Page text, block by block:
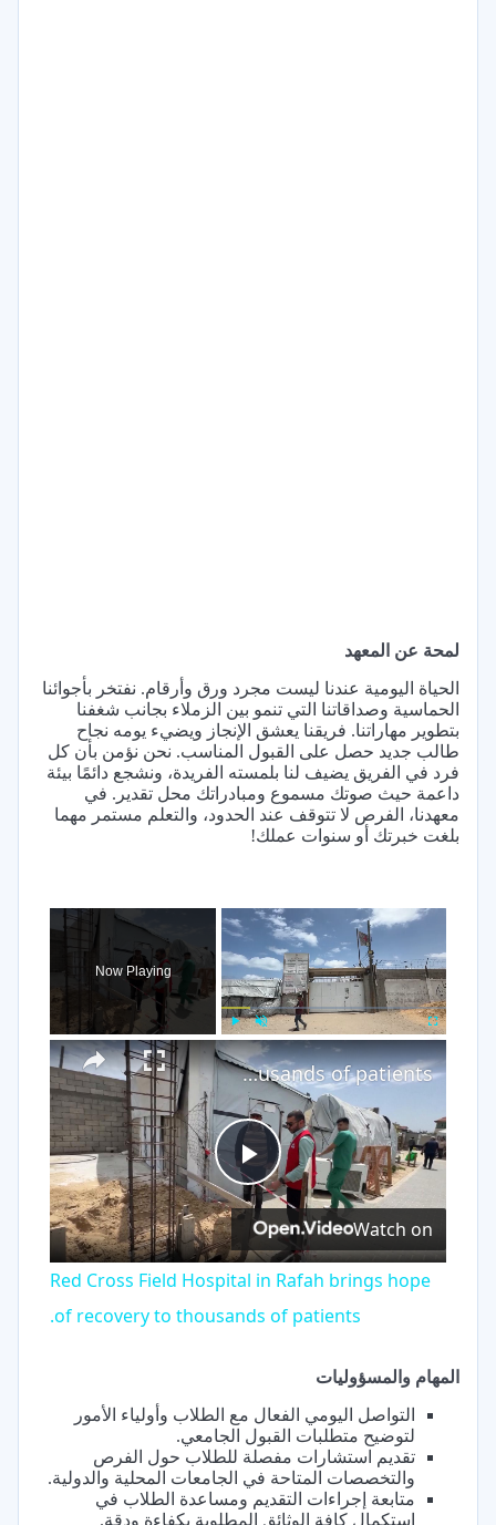
لمحة عن المعهد
الحياة اليومية عندنا ليست مجرد ورق وأرقام. نفتخر بأجوائنا
الحماسية وصداقاتنا التي تنمو بين الزملاء بجانب شغفنا
بتطوير مهاراتنا. فريقنا يعشق الإنجاز ويضيء يومه نجاح
طالب جديد حصل على القبول المناسب. نحن نؤمن بأن كل
فرد في الفريق يضيف لنا بلمسته الفريدة، ونشجع دائمًا بيئة
داعمة حيث صوتك مسموع ومبادراتك محل تقدير. في
معهدنا، الفرص لا تتوقف عند الحدود، والتعلم مستمر مهما
بلغت خبرتك أو سنوات عملك!
Play Unmute
Now Playing
×
Play
Video
Red Cross Field Hospital in Rafah brings hope of recovery to thousands of patients.
Watch on
Red Cross Field Hospital in Rafah brings hope
of recovery to thousands of patients.
المهام والمسؤوليات
التواصل اليومي الفعال مع الطلاب وأولياء الأمور
لتوضيح متطلبات القبول الجامعي.
تقديم استشارات مفصلة للطلاب حول الفرص
والتخصصات المتاحة في الجامعات المحلية والدولية.
متابعة إجراءات التقديم ومساعدة الطلاب في
استكمال كافة الوثائق المطلوبة بكفاءة ودقة.